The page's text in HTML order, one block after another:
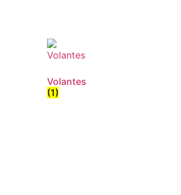
Volantes
(1)